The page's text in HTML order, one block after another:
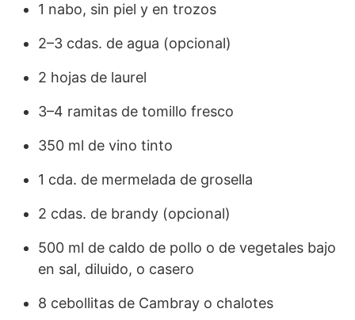
1 nabo, sin piel y en trozos
2–3 cdas. de agua (opcional)
2 hojas de laurel
3–4 ramitas de tomillo fresco
350 ml de vino tinto
1 cda. de mermelada de grosella
2 cdas. de brandy (opcional)
500 ml de caldo de pollo o de vegetales bajo
en sal, diluido, o casero
8 cebollitas de Cambray o chalotes